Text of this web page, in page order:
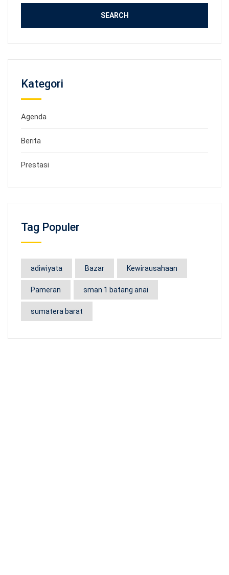
Kategori
Agenda
Berita
Prestasi
Tag Populer
adiwiyata Bazar Kewirausahaan
Pameran sman 1 batang anai
sumatera barat